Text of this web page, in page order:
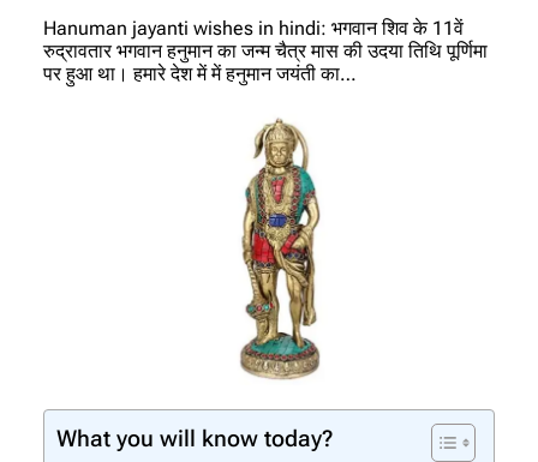
Hanuman jayanti wishes in hindi: भगवान शिव के 11वें
रुद्रावतार भगवान हनुमान का जन्म चैत्र मास की उदया तिथि पूर्णिमा
पर हुआ था। हमारे देश में में हनुमान जयंती का…
What you will know today?